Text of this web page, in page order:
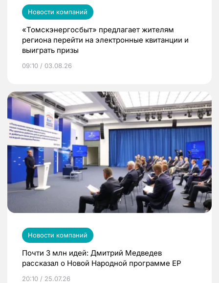
Новости компаний
«Томскэнергосбыт» предлагает жителям
региона перейти на электронные квитанции и
выиграть призы
09:10 / 03.08.26
Новости компаний
Почти 3 млн идей: Дмитрий Медведев
рассказал о Новой Народной программе ЕР
20:10 / 25.07.26